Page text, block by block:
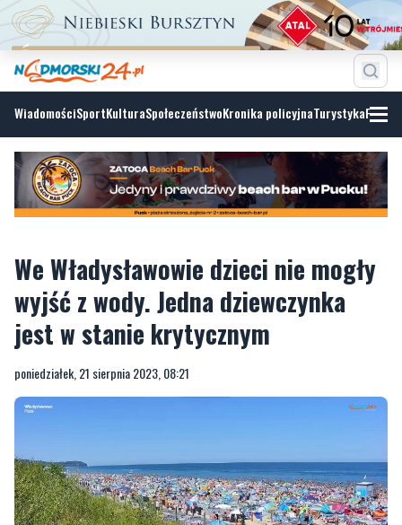
WiadomościSportKulturaSpołeczeństwoKronika policyjnaTurystyka
We Władysławowie dzieci nie mogły
jest w stanie krytycznym
poniedziałek, 21 sierpnia 2023, 08:21
KAMERY NADMORSKI24.PL (ARCHIWUM)